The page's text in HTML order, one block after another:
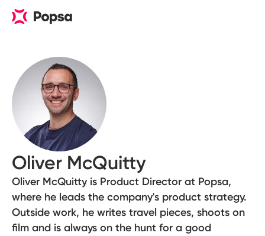
Oliver McQuitty
Oliver McQuitty is Product Director at Popsa,
where he leads the company's product strategy.
Outside work, he writes travel pieces, shoots on
film and is always on the hunt for a good